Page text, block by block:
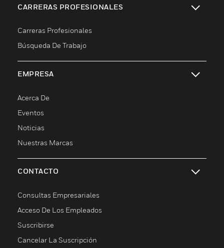
CARRERAS PROFESIONALES
Cambiar vista
Carreras Profesionales
Búsqueda De Trabajo
EMPRESA
Cambiar vista
Acerca De
Eventos
Noticias
Nuestras Marcas
CONTACTO
Cambiar vista
Consultas Empresariales
Acceso De Los Empleados
Suscribirse
Cancelar La Suscripción